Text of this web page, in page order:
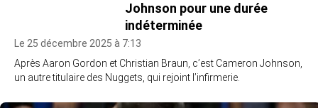
Johnson pour une durée
indéterminée
Le 25 décembre 2025 à 7:13
Après Aaron Gordon et Christian Braun, c’est Cameron Johnson,
un autre titulaire des Nuggets, qui rejoint l’infirmerie.